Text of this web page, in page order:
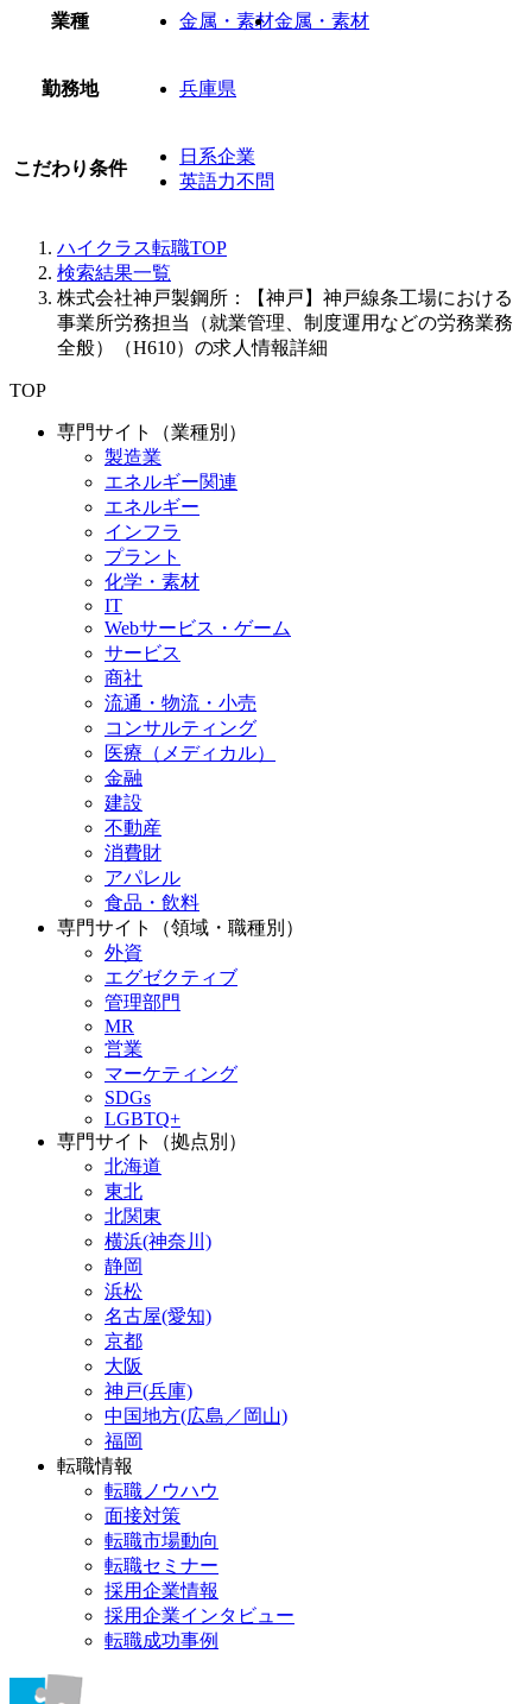
業種 金属・素材金属・素材
勤務地 兵庫県
こだわり条件
日系企業
英語力不問
ハイクラス転職TOP
検索結果一覧
株式会社神戸製鋼所：【神戸】神戸線条工場における
事業所労務担当（就業管理、制度運用などの労務業務
全般）（H610）の求人情報詳細
TOP
専門サイト（業種別）
製造業
エネルギー関連
エネルギー
インフラ
プラント
化学・素材
IT
Webサービス・ゲーム
サービス
商社
流通・物流・小売
コンサルティング
医療（メディカル）
金融
建設
不動産
消費財
アパレル
食品・飲料
専門サイト（領域・職種別）
外資
エグゼクティブ
管理部門
MR
営業
マーケティング
SDGs
LGBTQ+
専門サイト（拠点別）
北海道
東北
北関東
横浜(神奈川)
静岡
浜松
名古屋(愛知)
京都
大阪
神戸(兵庫)
中国地方(広島／岡山)
福岡
転職情報
転職ノウハウ
面接対策
転職市場動向
転職セミナー
採用企業情報
採用企業インタビュー
転職成功事例